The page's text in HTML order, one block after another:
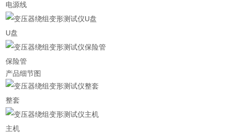
电源线
U盘
保险管
产品细节图
整套
主机